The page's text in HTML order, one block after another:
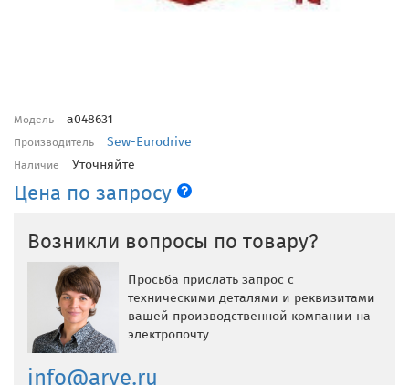
Модель a048631
Производитель Sew-Eurodrive
Наличие Уточняйте
Цена по запросу
Возникли вопросы по товару?
Просьба прислать запрос с
техническими деталями и реквизитами
вашей производственной компании на
электропочту
info@arve.ru